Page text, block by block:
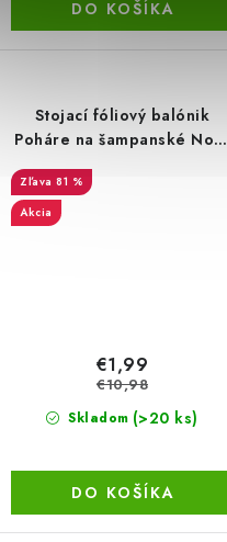
DO KOŠÍKA
Stojací fóliový balónik
Poháre na šampanské Nový
rok Šťastný Nový Rok 86 cm
81 %
Akcia
Skladom (>20 ks)
€1,99
€10,98
DO KOŠÍKA